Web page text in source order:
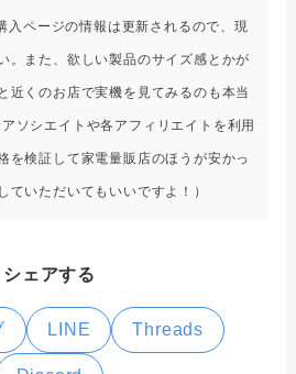
入ページの情報は更新されるので、現
。また、欲しい製品のサイズ感とかが
近くのお店で実機を見てみるのも本当
ソシエイトや各アフィリエイトを利用
を検証して家電量販店のほうが安かっ
ていただいてもいいですよ！）
シェアする
LINE Threads